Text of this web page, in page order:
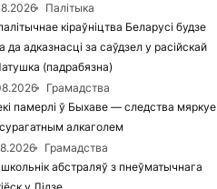
Палітыка
кіраўніцтва Беларусі будзе
да адказнасці за саўдзел у расійскай
(падрабязна)
Грамадства
памерлі ў Быхаве — следства мяркуе
алкаголем
Грамадства
абстраляў з пнеўматычнага